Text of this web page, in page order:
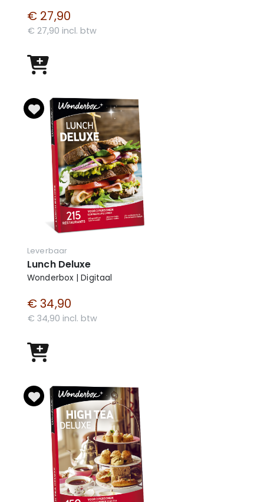
€ 27,90
€ 27,90 incl. btw
Leverbaar
Lunch Deluxe
Wonderbox | Digitaal
€ 34,90
€ 34,90 incl. btw